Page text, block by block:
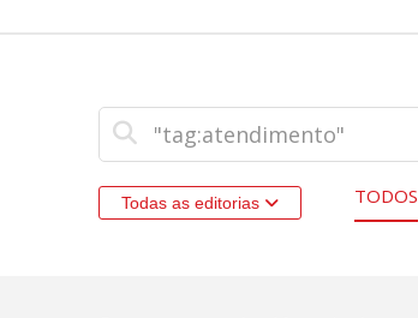
Todas as editorias TODOS